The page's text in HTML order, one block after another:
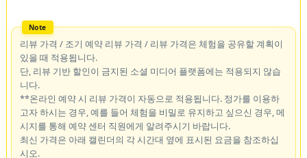
리뷰 가격 / 조기 예약 리뷰 가격 / 리뷰 가격은 체험을 공유할 계획이
있을 때 적용됩니다.
단, 리뷰 기반 할인이 금지된 소셜 미디어 플랫폼에는 적용되지 않습
니다.
**온라인 예약 시 리뷰 가격이 자동으로 적용됩니다. 정가를 이용하
고자 하시는 경우, 예를 들어 체험을 비밀로 유지하고 싶으신 경우, 메
시지를 통해 예약 센터 직원에게 알려주시기 바랍니다.
최신 가격은 아래 캘린더의 각 시간대 옆에 표시된 요금을 참조하십
시오.